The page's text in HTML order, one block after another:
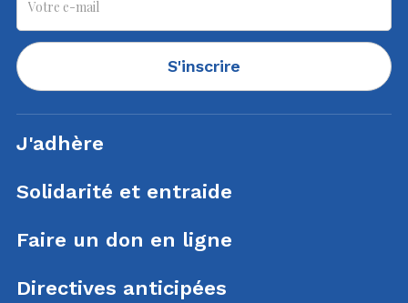
S'inscrire
J'adhère
Solidarité et entraide
Faire un don en ligne
Directives anticipées